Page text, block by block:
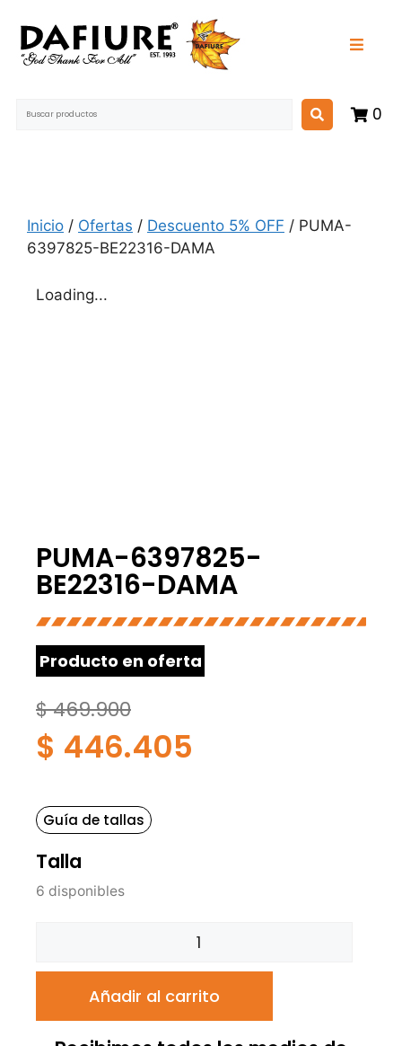
0
Inicio / Ofertas / Descuento 5% OFF / PUMA-
6397825-BE22316-DAMA
Loading...
PUMA-6397825-
BE22316-DAMA
Producto en oferta
$469.900
$ 446.405
Guía de tallas
Talla
6 disponibles
Añadir al carrito